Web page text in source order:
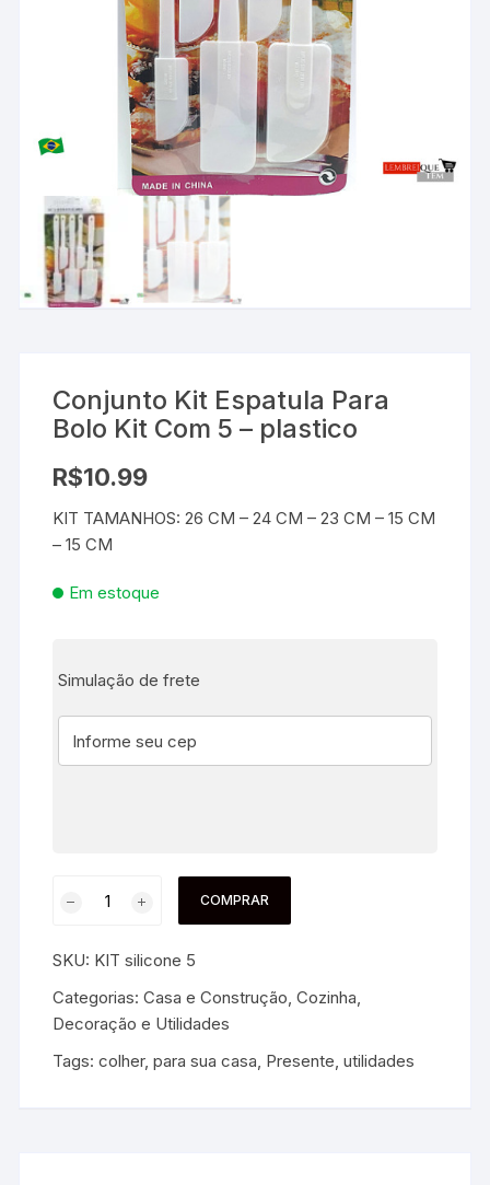
Conjunto Kit Espatula Para
Bolo Kit Com 5 – plastico
R$10.99
KIT TAMANHOS: 26 CM – 24 CM – 23 CM – 15 CM
– 15 CM
Em estoque
Simulação de frete
COMPRAR
SKU: KIT silicone 5
Categorias:Casa e Construção,Cozinha,
Decoração e Utilidades
Tags:colher,para sua casa, Presente,utilidades